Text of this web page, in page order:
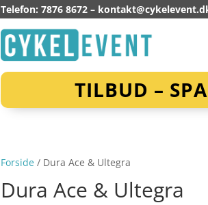
Telefon: 7876 8672 –
TILBUD –
Forside / Dura Ace & Ultegra
Dura Ace & Ultegra